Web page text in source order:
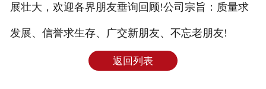
展壮大，欢迎各界朋友垂询回顾!公司宗旨：质量求
发展、信誉求生存、广交新朋友、不忘老朋友!
返回列表